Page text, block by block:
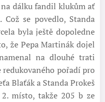
dálku fandil klukům ať
Což se povedlo, Standa
byla ještě dopoledne
že Pepa Martinák dojel
na dlouhé trati
redukovaného pořadí pro
Blaťák a Standa Prokeš
místo, takže 205 b ze